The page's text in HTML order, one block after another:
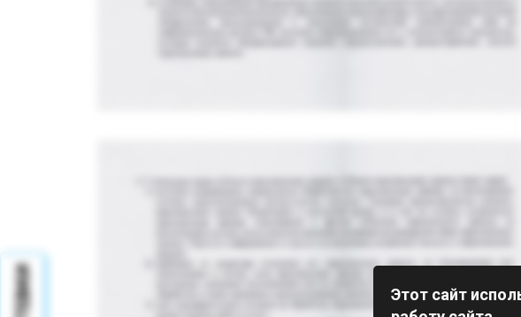
Этот сайт